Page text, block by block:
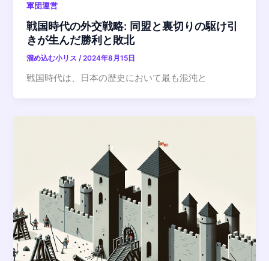
軍団運営
戦国時代の外交戦略: 同盟と裏切りの駆け引
きが生んだ勝利と敗北
溜め込む小リス/2024年8月15日
戦国時代は、日本の歴史において最も混沌と